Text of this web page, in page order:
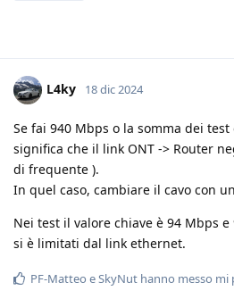
L4ky 18 dic 2024
Se fai 940 Mbps o la somma dei
significa che il link ONT -> Router
di frequente ).
In quel caso, cambiare il cavo con
Nei test il valore chiave è 94 Mbps
si è limitati dal link ethernet.
PF-Matteo eSkyNut hanno messo mi